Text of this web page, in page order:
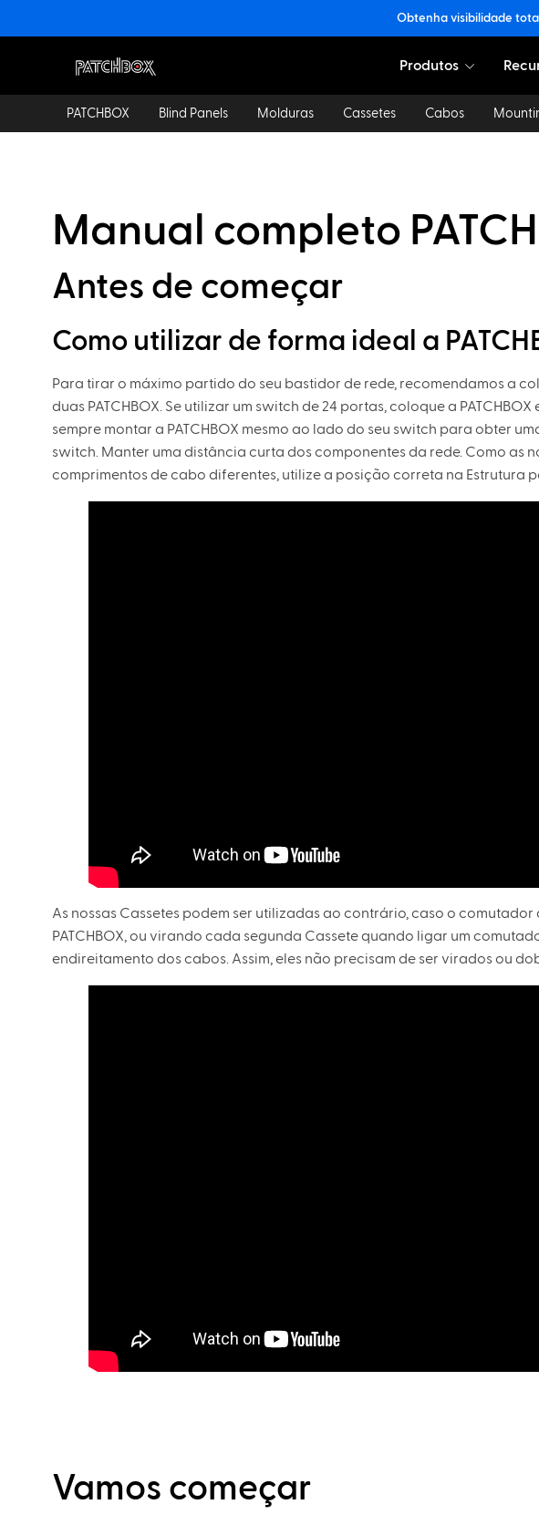
Obtenha visibilidade
Produtos
PATCHBOX Blind Panels Molduras Cassetes Cabos
Manual completo
Antes de começar
Como utilizar de forma ideal a
Para tirar o máximo partido do seu bastidor de rede, recomendamos a
duas PATCHBOX. Se utilizar um switch de 24 portas, coloque a
sempre montar a PATCHBOX mesmo ao lado do seu switch para obter
switch. Manter uma distância curta dos componentes da rede. Como as
comprimentos de cabo diferentes, utilize a posição correta na Estrutura
As nossas Cassetes podem ser utilizadas ao contrário, caso o
PATCHBOX, ou virando cada segunda Cassete quando ligar um
endireitamento dos cabos. Assim, eles não precisam de ser virados ou
Vamos começar